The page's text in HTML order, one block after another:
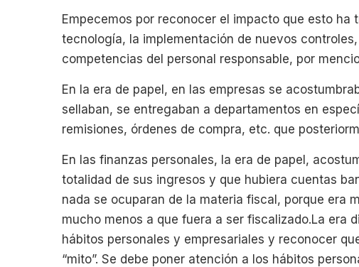
Empecemos por reconocer el impacto que esto ha
tecnología, la implementación de nuevos
competencias del personal responsable, por
En la era de papel, en las empresas se
sellaban, se entregaban a departamentos en
remisiones, órdenes de compra, etc. que
En las finanzas personales, la era de papel,
totalidad de sus ingresos y que hubiera cuentas
nada se ocuparan de la materia fiscal, porque era
mucho menos a que fuera a ser fiscalizado.La era
hábitos personales y empresariales y reconocer
“mito”. Se debe poner atención a los hábitos